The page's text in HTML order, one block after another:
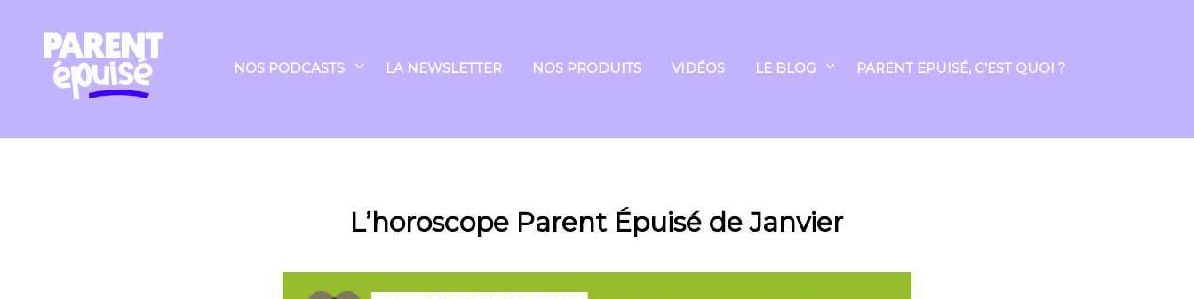
NOS PODCASTS LA NEWSLETTER NOS PRODUITS VIDÉOS LE BLOG PARENT EPUISÉ, C’EST QUOI ?
L’horoscope Parent Épuisé de Janvier